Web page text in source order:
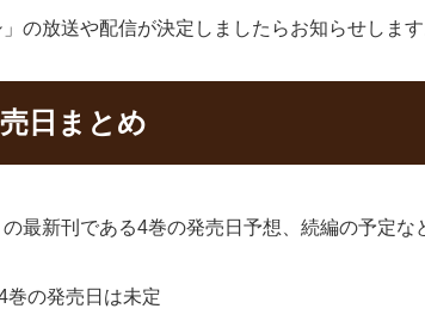
の放送や配信が決定しましたらお知らせします
日まとめ
最新刊である4巻の発売日予想、続編の予定な
巻の発売日は未定